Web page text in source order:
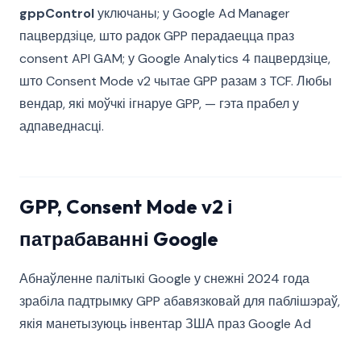
gppControlуключаны; у Google Ad Manager
пацвердзіце, што радок GPP перадаецца праз
consent API GAM; у Google Analytics 4 пацвердзіце,
што Consent Mode v2 чытае GPP разам з TCF. Любы
вендар, які моўчкі ігнаруе GPP, — гэта прабел у
адпаведнасці.
GPP, Consent Mode v2 і
патрабаванні Google
Абнаўленне палітыкі Google у снежні 2024 года
зрабіла падтрымку GPP абавязковай для паблішэраў,
якія манетызуюць інвентар ЗША праз Google Ad